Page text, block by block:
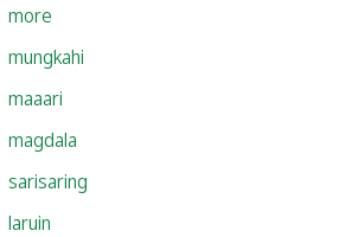
more
mungkahi
maaari
magdala
sarisaring
laruin